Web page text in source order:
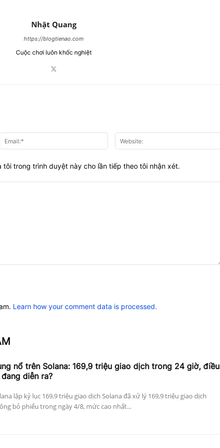
Nhật Quang
https://blogtienao.com
Cuộc chơi luôn khốc nghiệt
Email:*
tôi trong trình duyệt này cho lần tiếp theo tôi nhận xét.
Learn how your comment data is processed.
nổ trên Solana: 169,9 triệu giao dịch trong 24 giờ, điều
diễn ra?
lập kỷ lục 169,9 triệu giao dịch Solana đã xử lý 169,9 triệu giao dịch
bỏ phiếu trong ngày 4/8, mức cao nhất...